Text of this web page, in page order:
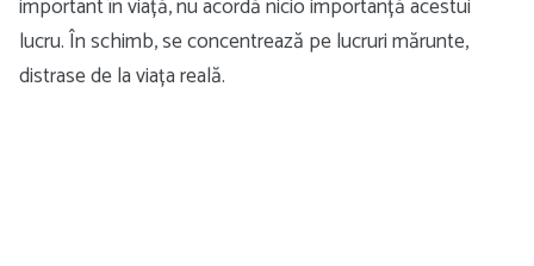
important în viață, nu acordă nicio importanță acestui
lucru. În schimb, se concentrează pe lucruri mărunte,
distrase de la viața reală.